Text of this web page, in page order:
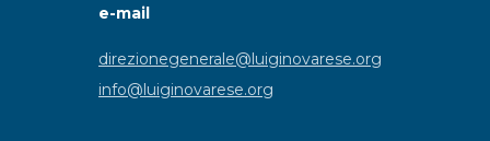
e-mail
direzionegenerale@luiginovarese.org
info@luiginovarese.org